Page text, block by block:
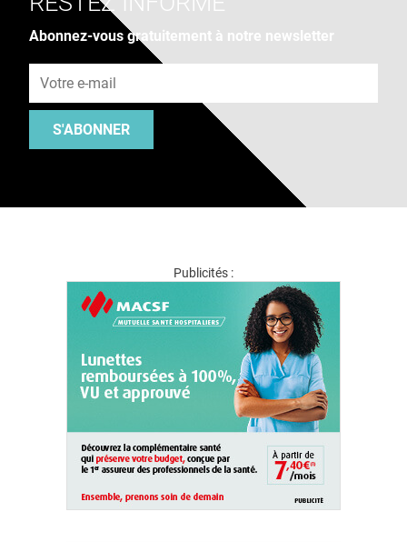
Abonnez-vous gratuitement à notre newsletter
S'ABONNER
Publicités :